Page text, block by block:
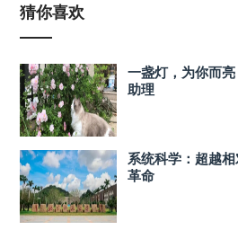
猜你喜欢
一盏灯，为你而
助理
系统科学：超越
革命